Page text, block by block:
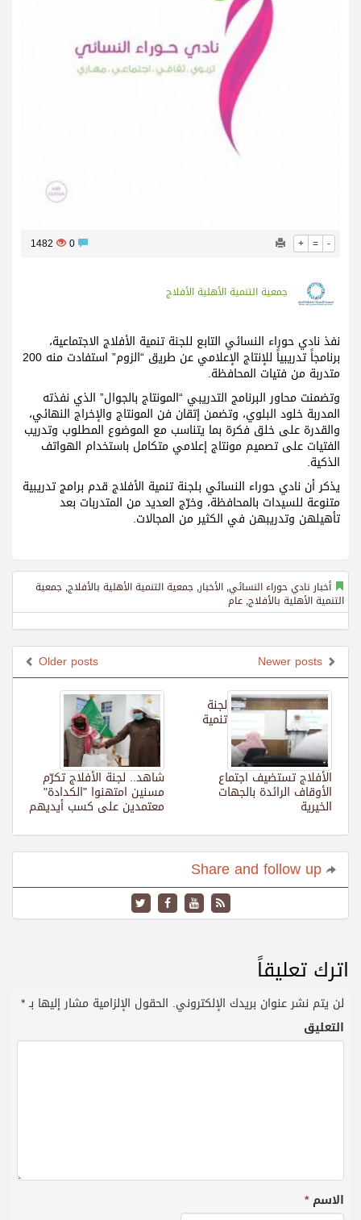
+ = -
1482
جمعية التنمية الأهلية الأفلاج
نفذ نادي حوراء النسائي التابع للجنة تنمية الأفلاج الاجتماعية،
برنامجاً تدريبياً للإنتاج الإعلامي عن طريق “الزوم” استفادت منه 200
متدربة من فتيات المحافظة.
وتضمنت محاور البرنامج التدريبي “المونتاج بالجوال” الذي نفذته
المدربة خلود البلوي، وتضمن إتقان فن المونتاج والإخراج النهائي،
والقدرة على خلق فكرة بما يتناسب مع الموضوع المطلوب وتدريب
الفتيات على تصميم مونتاج إعلامي متكامل باستخدام الهواتف
الذكية.
يذكر أن نادي حوراء النسائي بلجنة تنمية الأفلاج قدم برامج تدريبية
متنوعة للسيدات بالمحافظة، وخرّج العديد من المتدربات بعد
تأهيلهن وتدريبهن في الكثير من المجالات.
أخبار نادي حوراء النسائي, الأخبار, جمعية التنمية الأهلية بالأفلاج, جمعية
التنمية الأهلية بالأفلاج, عام
Older posts
شاهد.. لجنة الأفلاج تكرّم
مسنين امتهنوا "الكدادة"
معتمدين على كسب أيديهم
لجنة
تنمية
الأفلاج تستضيف اجتماع
الأوقاف الرائدة بالجهات
الخيرية
اترك تعليقاً
لن يتم نشر عنوان بريدك الإلكتروني. الحقول الإلزامية مشار إليها بـ*
التعليق
الاسم*